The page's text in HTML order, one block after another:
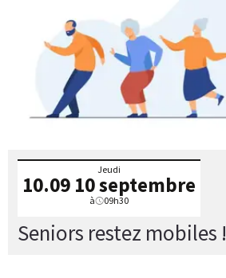
Seniors restez mobiles !
Jeudi
10.09 10 septembre
à 09h30